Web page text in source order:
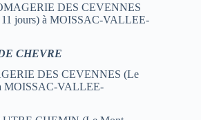
DES CEVENNES
11 jours) à MOISSAC-VALLEE-
CHEVRE
DES CEVENNES (Le
MOISSAC-VALLEE-